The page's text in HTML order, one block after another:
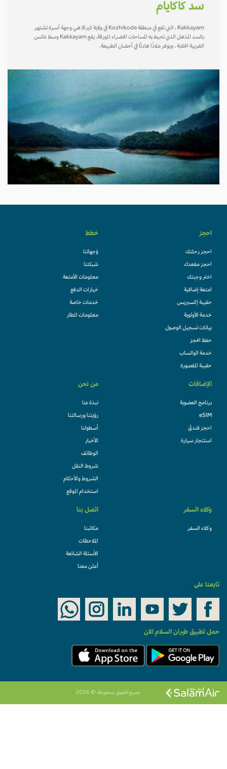
سد كاكايام
Kakkayam ، التي تقع في منطقة Kozhikode في ولاية كيرالا هي وجهة آسرة تشتهر
بالسد المذهل الذي تحيط به المساحات الخضراء المورقة. يقع Kakkayam وسط غاتس
الغربية الخلابة ، ويوفر ملاذًا هادئًا في أحضان الطبيعة.
احجز
احجز رحلتك
احجز مقعدك
اختر وجبتك
امتعة إضافية
حقيبة إكسبريس
خدمة الأولوية
بيانات تسجيل الوصول
حفظ الحجز
خدمة الواتساب
حقيبة المقصورة
خطط
وُجهاتنا
شبكتنا
معلومات الأمتعة
خيارات الدفع
خدمات خاصة
معلومات المطار
الإضافات
برنامج العضوية
eSIM
احجز فندقً
استئجار سيارة
من نحن
نبذة عنا
رؤيتنا ورسالتنا
أسطولنا
الأخبار
الوظائف
شروط النقل
الشروط والأحكام
استخدام الموقع
وكلاء السفر
وكلاء السفر
اتصل بنا
مكاتبنا
الملاحظات
الأسئلة الشائعة
أعلن معنا
تابعنا على
حمل تطبيق طيران السلام الان
جميع الحقوق محفوظة © 2026